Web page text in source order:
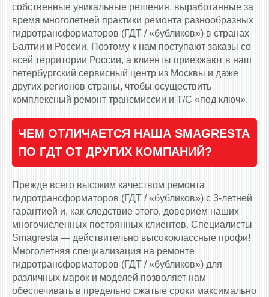
собственные уникальные решения, выработанные за
время многолетней практики ремонта разнообразных
гидротрансформаторов (ГДТ / «бубликов») в странах
Балтии и России. Поэтому к нам поступают заказы со
всей территории России, а клиенты приезжают в наш
петербургский сервисный центр из Москвы и даже
других регионов страны, чтобы осуществить
комплексный ремонт трансмиссии и Т/С «под ключ».
ЧЕМ ОТЛИЧАЕТСЯ НАША SMAGRESTA
ПО ГДТ ОТ ДРУГИХ КОМПАНИЙ?
Прежде всего высоким качеством ремонта
гидротрансформаторов (ГДТ / «бубликов») с 3-летней
гарантией и, как следствие этого, доверием наших
многочисленных постоянных клиентов. Специалисты
Smagresta — действительно высококлассные профи!
Многолетняя специализация на ремонте
гидротрансформаторов (ГДТ / «бубликов») для
различных марок и моделей позволяет нам
обеспечивать в предельно сжатые сроки максимально